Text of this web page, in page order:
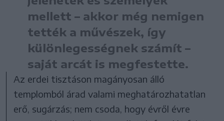
mellett – akkor még nemigen
tették a művészek, így
különlegességnek számít –
saját arcát is megfestette.
Az erdei tisztáson magányosan álló
templomból árad valami meghatározhatatlan
erő, sugárzás; nem csoda, hogy évről évre